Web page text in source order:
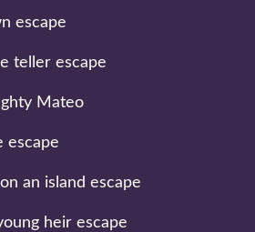
escape
teller escape
Mateo
escape
an island escape
heir escape